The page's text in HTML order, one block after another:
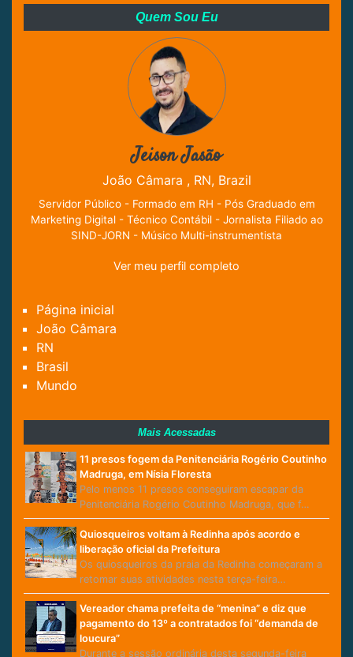
Quem Sou Eu
Jeison Jasão
João Câmara , RN, Brazil
Servidor Público - Formado em RH - Pós Graduado em
Marketing Digital - Técnico Contábil - Jornalista Filiado ao
SIND-JORN - Músico Multi-instrumentista
Ver meu perfil completo
Página inicial
João Câmara
RN
Brasil
Mundo
Mais Acessadas
11 presos fogem da Penitenciária Rogério Coutinho
Madruga, em Nísia Floresta
Pelo menos 11 presos conseguiram escapar da
Penitenciária Rogério Coutinho Madruga, que f…
Quiosqueiros voltam à Redinha após acordo e
liberação oficial da Prefeitura
Os quiosqueiros da praia da Redinha começaram a
retomar suas atividades nesta terça-feira…
Vereador chama prefeita de “menina” e diz que
pagamento do 13º a contratados foi “demanda de
loucura”
Durante a sessão ordinária desta segunda-feira